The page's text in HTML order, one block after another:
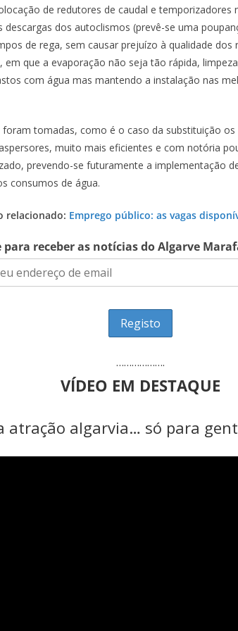
de redutores de caudal e temporizadores
dos autoclismos (prevê-se uma
de rega, sem causar prejuízo à qualidade dos
em que a evaporação não seja tão rápida,
com água mas mantendo a instalação nas
tomadas, como é o caso da substituição os
muito mais eficientes e com notória
prevendo-se futuramente a implementação
consumos de água.
relacionado: Emprego público: as vagas
para receber as notícias do Algarve
……………….
VÍDEO EM DESTAQUE
atração algarvia… só para